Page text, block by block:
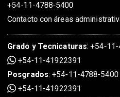
+54-11-4788-5400
Contacto con áreas
Grado y Tecnicaturas:+54-
+54-11-41922391
Posgrados:+54-11-4788-5400
+54-11-41922391